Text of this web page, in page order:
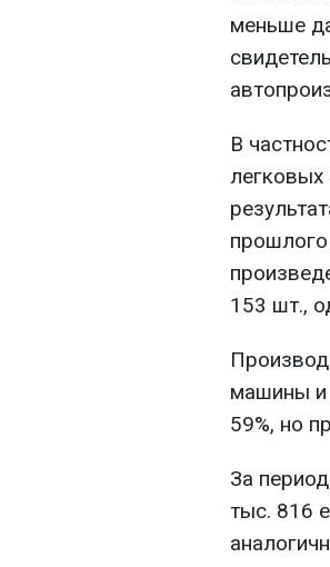
меньше
В
153 шт.,
машины и
59%, но
За
тыс. 816